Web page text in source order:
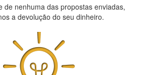
de nenhuma das propostas enviadas,
a devolução do seu dinheiro.